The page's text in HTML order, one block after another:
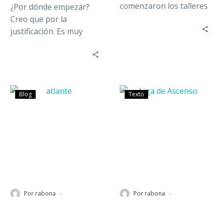
¿Por dónde empezar?
Creo que por la
justificación. Es muy
comenzaron los talleres
Blog
Por rabona -
Texto
Por rabona -